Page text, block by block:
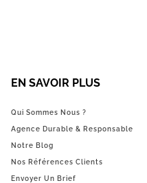
EN SAVOIR PLUS
Qui Sommes Nous ?
Agence Durable & Responsable
Notre Blog
Nos Références Clients
Envoyer Un Brief